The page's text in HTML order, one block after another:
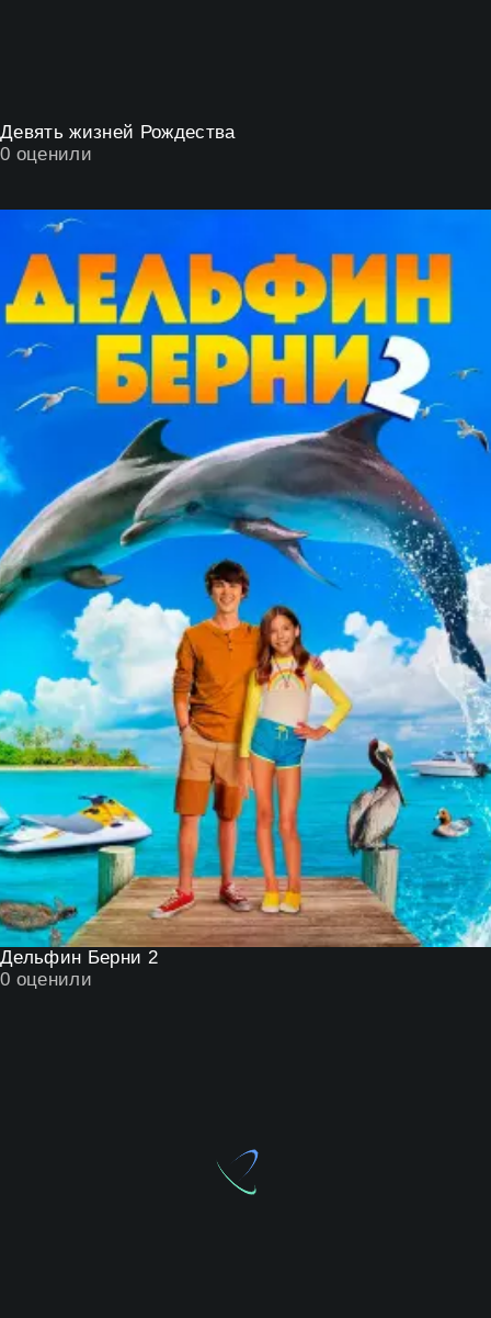
Девять жизней Рождества
0 оценили
Дельфин Берни 2
0 оценили